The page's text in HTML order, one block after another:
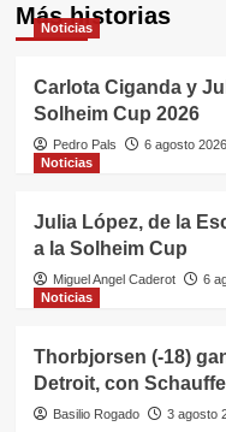
Más historias
Noticias
Carlota Ciganda y
Solheim Cup 2026
Pedro Pals 6 agosto 2026
Noticias
Julia López, de la
a la Solheim Cup
Miguel Angel Caderot 6
Noticias
Thorbjorsen (-18)
Detroit, con
Basilio Rogado 3 agosto